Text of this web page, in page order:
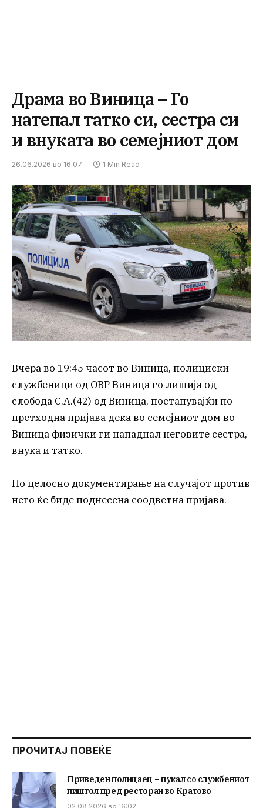
Драма во Виница – Го
натепал татко си, сестра си
и внуката во семејниот дом
26.06.2026 во 16:07 1 Min Read
Вчера во 19:45 часот во Виница, полициски
службеници од ОВР Виница го лишија од
слобода С.А.(42) од Виница, постапувајќи по
претходна пријава дека во семејниот дом во
Виница физички ги нападнал неговите сестра,
внука и татко.
По целосно документирање на случајот против
него ќе биде поднесена соодветна пријава.
ПРОЧИТАЈ ПОВЕЌЕ
Приведен полицаец – пукал со службениот
пиштол пред ресторан во Кратово